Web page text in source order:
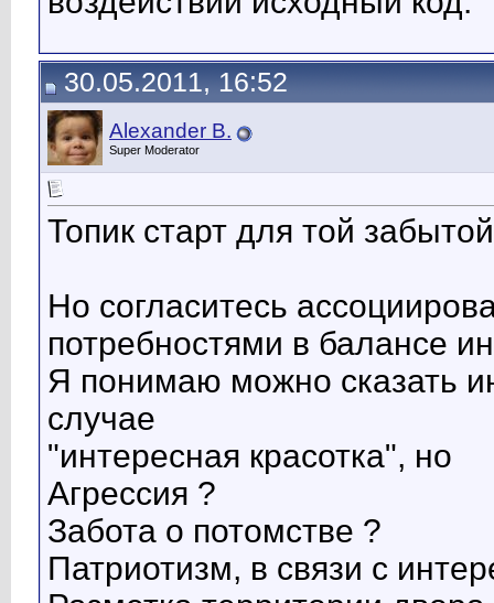
30.05.2011, 16:52
Alexander B.
Super Moderator
Топик старт для той
Но согласитесь
потребностями в балансе
Я понимаю можно сказать
случае
"интересная красотка", но
Агрессия ?
Забота о потомстве ?
Патриотизм, в связи с